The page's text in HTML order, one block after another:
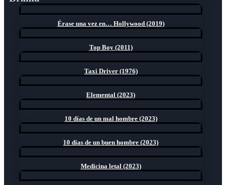
Érase una vez en… Hollywood (2019)
Top Boy (2011)
Taxi Driver (1976)
Elemental (2023)
10 días de un mal hombre (2023)
10 días de un buen hombre (2023)
Medicina letal (2023)